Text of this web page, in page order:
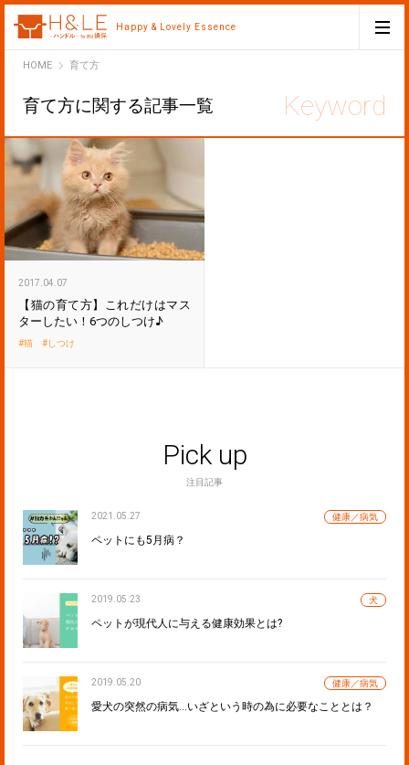
Happy & Lovely Essence
HOMEH&LE育て方
育て方に関する記事一覧
2017.04.07
【猫の育て方】これだけはマス
ターしたい！6つのしつけ♪
猫 しつけ
Pick up
注目記事
2021.05.27 健康／病気
ペットにも5月病？
2019.05.23 犬
ペットが現代人に与える健康効果とは?
2019.05.20 健康／病気
愛犬の突然の病気…いざという時の為に必要なこととは？